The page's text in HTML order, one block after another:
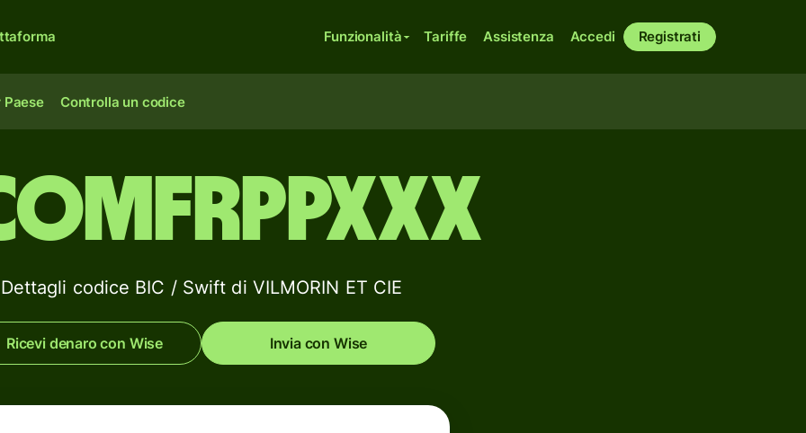
Funzionalità Tariffe Assistenza Accedi Registrati
Paese Controlla un codice
Dettagli codice BIC / Swift di VILMORIN ET CIE
Ricevi denaro con Wise Invia con Wise